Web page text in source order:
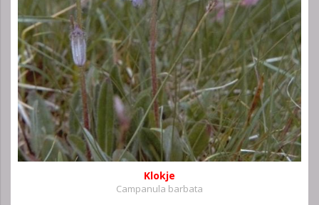
Klokje
Campanula barbata